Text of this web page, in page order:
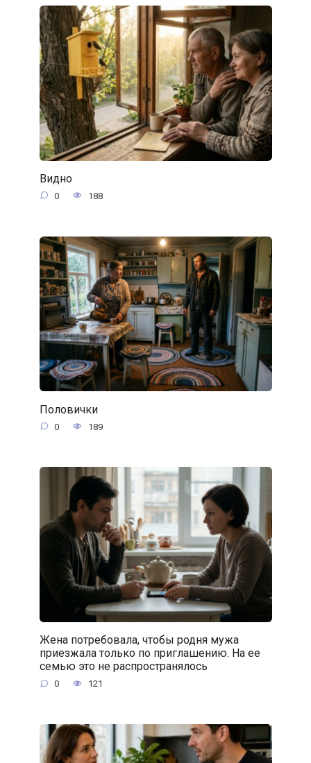
Видно
0 188
Половички
0 189
Жена потребовала, чтобы родня мужа
приезжала только по приглашению. На ее
семью это не распространялось
0 121